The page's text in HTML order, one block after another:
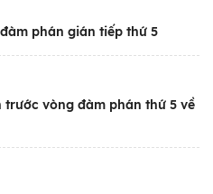
báo vòng đàm phán
Mỹ và Iran đã đạt
triển. Theo một quan
quyền Mỹ, cuộc đàm
hai nước đã đạt
nhưng vẫn còn nhiều
phán gián tiếp thứ 5
vòng đàm phán thứ 5 về